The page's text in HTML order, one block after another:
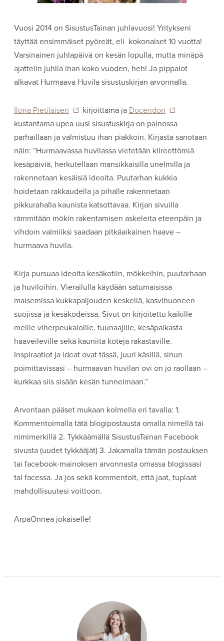
Vuosi 2014 on SisustusTainan juhlavuosi! Yritykseni
täyttää ensimmäiset pyöreät, eli kokonaiset 10 vuotta!
Varsinainen juhlapäivä on kesän lopulla, mutta minäpä
ajattelin juhlia ihan koko vuoden, heh! Ja pippalot
alkavat Hurmaava Huvila sisustuskirjan arvonnalla.
Ilona Pietiläisen kirjoittama ja Docendon
kustantama upea uusi sisustuskirja on painossa
parhaillaan ja valmistuu ihan piakkoin. Kirjasta sanotaan
näin: ”Hurmaavassa huvilassa vietetään kiireettömiä
kesäpäiviä, herkutellaan mansikkaisilla unelmilla ja
rakennetaan kesäisiä ideoita. Puutarhan kukkia
hoidetaan rakkaudella ja pihalle rakennetaan
pikkurahalla kaunista katsottavaa. Kirjan sivuilla
rämmitään mökin rakentamisen askeleita eteenpäin ja
vihdoin valmiiksi saadaan pitkäaikainen haave –
hurmaava huvila.
Kirja pursuaa ideoita kesäkotiin, mökkeihin, puutarhaan
ja huviloihin. Vierailulla käydään satumaisissa
maisemissa kukkapaljouden keskellä, kasvihuoneen
suojissa ja kesäkodeissa. Sivut on kirjoitettu kaikille
meille viherpeukaloille, tuunaajille, kesäpaikasta
haaveileville sekä kauniita koteja rakastaville.
Inspiraatiot ja ideat ovat tässä, juuri käsillä, sinun
poimittavissasi – hurmaavan huvilan ovi on jo raollaan –
kurkkaa siis sisään kesän tunnelmaan.”
Arvontaan pääset mukaan kolmella eri tavalla: 1.
Kommentoimalla tätä blogipostausta omalla nimellä tai
nimimerkillä 2. Tykkäämällä SisustusTainan Facebook
sivusta (uudet tykkääjät) 3. Jakamalla tämän postauksen
tai facebook-mainoksen arvonnasta omassa blogissasi
tai facessa. Ja jos sekä kommentoit, että jaat, tuplaat
mahdollisuutesi voittoon.
ArpaOnnea jokaiselle!